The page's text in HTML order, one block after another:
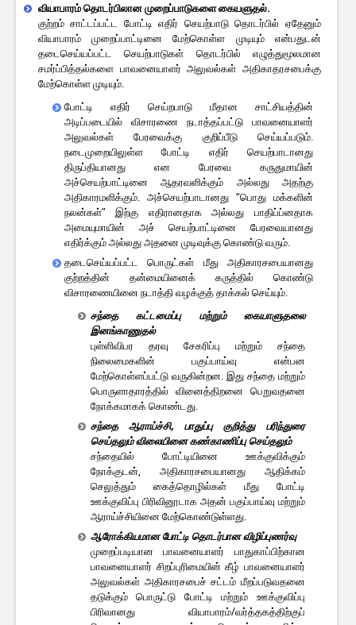
வியாபாரம் தொடர்பிலான முறைப்பாடுகளை கையளுதல்.
குற்றம் சாட்டப்பட்ட போட்டி எதிர் செயற்பாடு தொடர்பில் ஏதேனும்
வியாபாரம் முறைப்பாட்டினை மேற்கொள்ள முடியும் என்பதுடன்
தடைசெய்யப்பட்ட செயற்பாடுகள் தொடர்பில் எழுத்துமூலமான
சமர்ப்பித்தல்களை பாவனையாளர் அலுவல்கள் அதிகாதரசபைக்கு
மேற்கொள்ள முடியும்.
போட்டி எதிர் செய்றபாடு மீதான சாட்சியத்தின்
அடிப்படையில் விசாரணை நடாத்தப்பட்டு பாவனையாளர்
அலுவல்கள் பேரவைக்கு குறிப்பீடு செய்யப்படும்.
நடைமுறையிலுள்ள போட்டி எதிர் செயற்பாடானது
திருப்தியானது என பேரவை கருதுமாயின்
அச்செயற்பாட்டினை ஆதரவளிக்கும் அல்லது அதற்கு
அதிகாரமளிக்கும். அச்செயற்பாடானது “பொது மக்களின்
நலன்கள்” இற்கு எதிரானதாக அல்லது பாதிப்ப்னதாக
அமையுமாயின் அச் செயற்பாட்டினை பேரவையானது
எதிர்க்கும் அல்லது அதனை முடிவுக்கு கொண்டு வரும்.
தடைசெய்யப்பட்ட பொருட்கள் மீது அதிகாரசபையானது
குற்றத்தின் தன்மையினைக் கருத்தில் கொண்டு
விசாரணையினை நடாத்தி வழக்குத் தாக்கல் செய்யும்.
சந்தை கட்டமைப்பு மற்றும் கையாளுதலை
இனங்காணுதல்
புள்ளிவிபர தரவு சேகரிப்பு மற்றும் சந்தை
நிலைமைகளின் பகுப்பாய்வு என்பன
மேற்கொள்ளப்பட்டு வருகின்றன. இது சந்தை மற்றும்
பொருளாதாரத்தில் வினைத்திறனை பெறுவதனை
நோக்கமாகக் கொண்டது.
சந்தை ஆராய்ச்சி, பாதுப்பு குறித்து பரிந்துரை
செய்தலும் விலையினை கண்காணிப்பு செய்தலும்
சந்தையில் போட்டியினை ஊக்குவிக்கும்
நோக்குடன், அதிகாரசபையானது ஆதிக்கம்
செலுத்தும் கைத்தொழில்கள் மீது போட்டி
ஊக்குவிப்பு பிரிவினூடாக அதன் பகுப்பாய்வு மற்றும்
ஆராய்ச்சியினை மேற்கொண்டுள்ளது.
ஆரோக்கியமான போட்டி தொடர்பான விழிப்புணர்வு
முறைப்படியான பாவனையாளர் பாதுகாப்பிற்கான
பாவனையாளர் சிறப்புரிமையின் கீழ் பாவனையாளர்
அலுவல்கள் அதிகாரசபைச் சட்டம் மீறப்படுவதனை
தடுக்கும் பொருட்டு போட்டி மற்றும் ஊக்குவிப்பு
பிரிவானது வியாபாரம்/வர்த்தகத்திற்குப்